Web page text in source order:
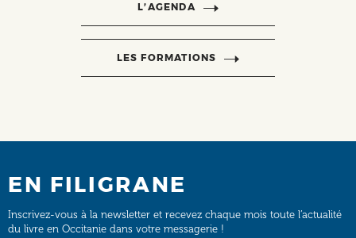
L’AGENDA
LES FORMATIONS
EN FILIGRANE
Inscrivez-vous à la newsletter et recevez chaque mois toute l’actualité
du livre en Occitanie dans votre messagerie !